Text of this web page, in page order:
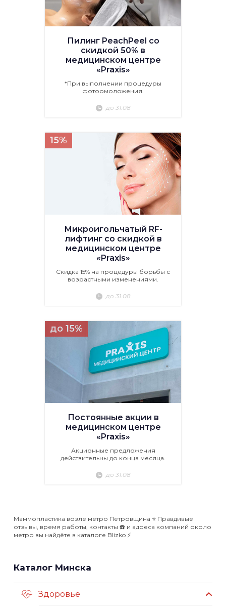
Пилинг PeachPeel со
скидкой 50% в
медицинском центре
«Praxis»
*При выполнении процедуры
фотоомоложения.
до 31.08
15%
Микроигольчатый RF-
лифтинг со скидкой в
медицинском центре
«Praxis»
Скидка 15% на процедуры борьбы с
возрастными изменениями.
до 31.08
до 15%
Постоянные акции в
медицинском центре
«Praxis»
Акционные предложения
действительны до конца месяца.
до 31.08
Маммопластика возле метро Петровщина ⭐️ Правдивые
отзывы, время работы, контакты ☎️ и адреса компаний около
метро вы найдёте в каталоге Blizko ⚡️
Каталог Минска
Здоровье